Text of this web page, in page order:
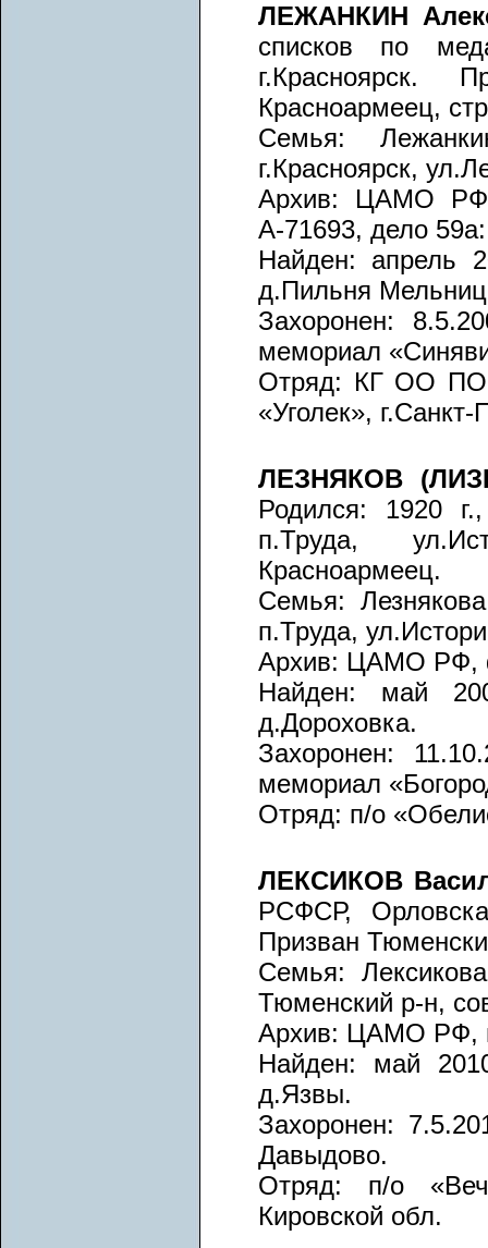
ЛЕЖАНКИН
списков по
г.Красноярск.
Красноармеец,
Семья:
г.Красноярск,
Архив: ЦАМО РФ,
А-71693, дело
Найден: апрель
д.Пильня
Захоронен:
мемориал
Отряд: КГ ОО ПО
«Уголек», г.Санкт-
ЛЕЗНЯКОВ
Родился: 1920
п.Труда,
Красноармеец.
Семья:
п.Труда,
Архив: ЦАМО РФ,
Найден: май
д.Дороховка.
Захоронен:
мемориал
Отряд: п/о
ЛЕКСИКОВ
РСФСР,
Призван
Семья:
Тюменский р-н,
Архив: ЦАМО РФ,
Найден: май
д.Язвы.
Захоронен:
Давыдово.
Отряд: п/о
Кировской обл.